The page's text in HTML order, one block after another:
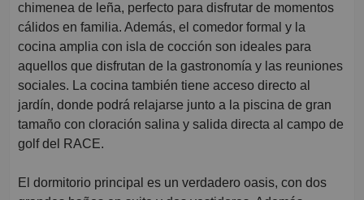
chimenea de leña, perfecto para disfrutar de momentos
cálidos en familia. Además, el comedor formal y la
cocina amplia con isla de cocción son ideales para
aquellos que disfrutan de la gastronomía y las reuniones
sociales. La cocina también tiene acceso directo al
jardín, donde podrá relajarse junto a la piscina de gran
tamaño con cloración salina y salida directa al campo de
golf del RACE.
El dormitorio principal es un verdadero oasis, con dos